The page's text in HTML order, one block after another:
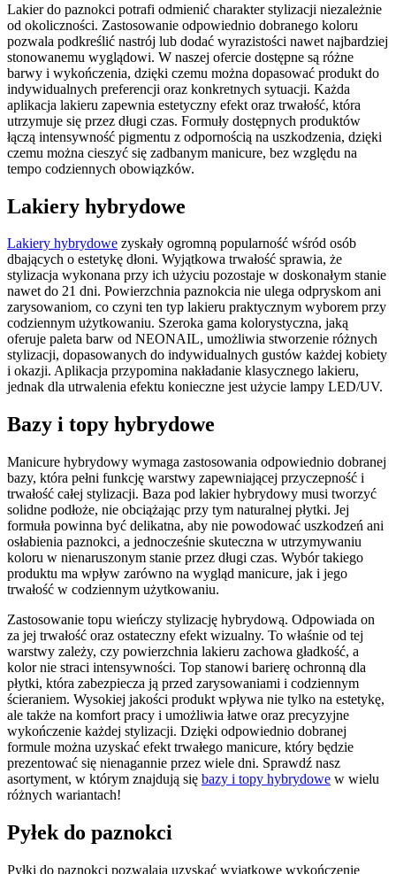
Lakier do paznokci potrafi odmienić charakter stylizacji niezależnie
od okoliczności. Zastosowanie odpowiednio dobranego koloru
pozwala podkreślić nastrój lub dodać wyrazistości nawet najbardziej
stonowanemu wyglądowi. W naszej ofercie dostępne są różne
barwy i wykończenia, dzięki czemu można dopasować produkt do
indywidualnych preferencji oraz konkretnych sytuacji. Każda
aplikacja lakieru zapewnia estetyczny efekt oraz trwałość, która
utrzymuje się przez długi czas. Formuły dostępnych produktów
łączą intensywność pigmentu z odpornością na uszkodzenia, dzięki
czemu można cieszyć się zadbanym manicure, bez względu na
tempo codziennych obowiązków.
Lakiery hybrydowe
Lakiery hybrydowe zyskały ogromną popularność wśród osób
dbających o estetykę dłoni. Wyjątkowa trwałość sprawia, że
stylizacja wykonana przy ich użyciu pozostaje w doskonałym stanie
nawet do 21 dni. Powierzchnia paznokcia nie ulega odpryskom ani
zarysowaniom, co czyni ten typ lakieru praktycznym wyborem przy
codziennym użytkowaniu. Szeroka gama kolorystyczna, jaką
oferuje paleta barw od NEONAIL, umożliwia stworzenie różnych
stylizacji, dopasowanych do indywidualnych gustów każdej kobiety
i okazji. Aplikacja przypomina nakładanie klasycznego lakieru,
jednak dla utrwalenia efektu konieczne jest użycie lampy LED/UV.
Bazy i topy hybrydowe
Manicure hybrydowy wymaga zastosowania odpowiednio dobranej
bazy, która pełni funkcję warstwy zapewniającej przyczepność i
trwałość całej stylizacji. Baza pod lakier hybrydowy musi tworzyć
solidne podłoże, nie obciążając przy tym naturalnej płytki. Jej
formuła powinna być delikatna, aby nie powodować uszkodzeń ani
osłabienia paznokci, a jednocześnie skuteczna w utrzymywaniu
koloru w nienaruszonym stanie przez długi czas. Wybór takiego
produktu ma wpływ zarówno na wygląd manicure, jak i jego
trwałość w codziennym użytkowaniu.
Zastosowanie topu wieńczy stylizację hybrydową. Odpowiada on
za jej trwałość oraz ostateczny efekt wizualny. To właśnie od tej
warstwy zależy, czy powierzchnia lakieru zachowa gładkość, a
kolor nie straci intensywności. Top stanowi barierę ochronną dla
płytki, która zabezpiecza ją przed zarysowaniami i codziennym
ścieraniem. Wysokiej jakości produkt wpływa nie tylko na estetykę,
ale także na komfort pracy i umożliwia łatwe oraz precyzyjne
wykończenie każdej stylizacji. Dzięki odpowiednio dobranej
formule można uzyskać efekt trwałego manicure, który będzie
prezentować się nienagannie przez wiele dni. Sprawdź nasz
asortyment, w którym znajdują się bazy i topy hybrydowe w wielu
różnych wariantach!
Pyłek do paznokci
Pyłki do paznokci pozwalają uzyskać wyjątkowe wykończenie